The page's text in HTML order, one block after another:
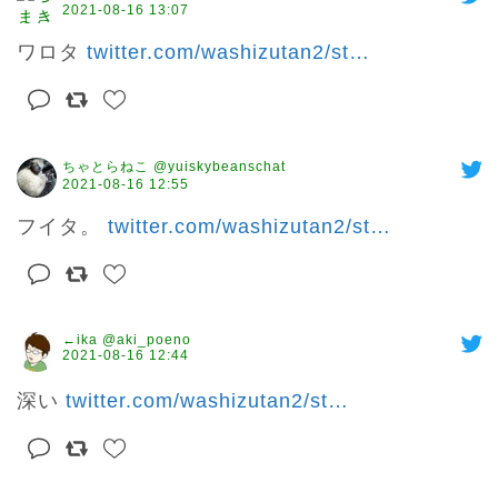
2021-08-16 13:07
ワロタ twitter.com/washizutan2/st…
ちゃとらねこ @yuiskybeanschat
2021-08-16 12:55
フイタ。 twitter.com/washizutan2/st…
←ika @aki_poeno
2021-08-16 12:44
深い twitter.com/washizutan2/st…